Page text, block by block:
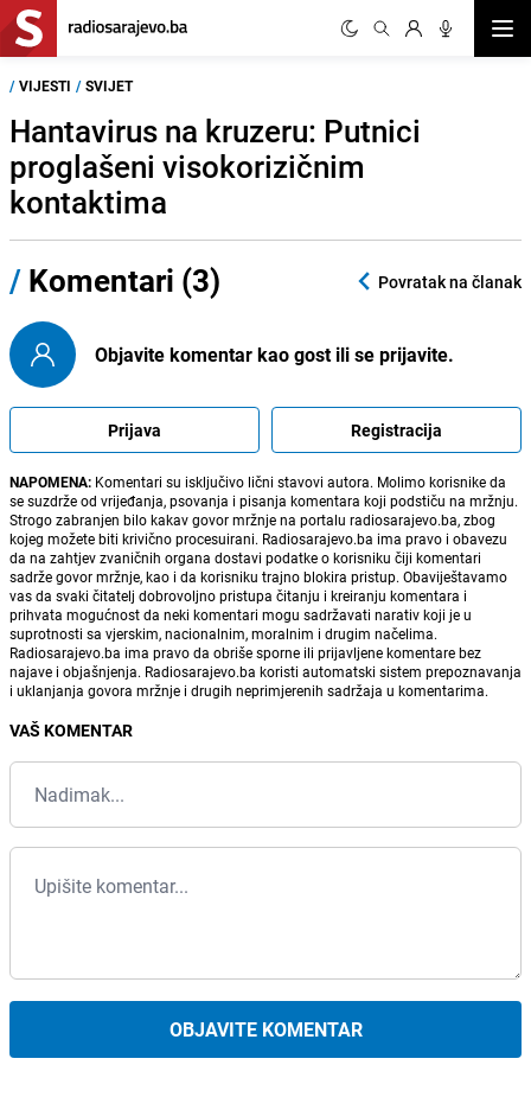
/ VIJESTI / SVIJET
Hantavirus na kruzeru: Putnici
proglašeni visokorizičnim
kontaktima
/ Komentari (3) Povratak na članak
Objavite komentar kao gost ili se prijavite.
Prijava Registracija
NAPOMENA: Komentari su isključivo lični stavovi autora. Molimo korisnike da
se suzdrže od vrijeđanja, psovanja i pisanja komentara koji podstiču na mržnju.
Strogo zabranjen bilo kakav govor mržnje na portalu radiosarajevo.ba, zbog
kojeg možete biti krivično procesuirani. Radiosarajevo.ba ima pravo i obavezu
da na zahtjev zvaničnih organa dostavi podatke o korisniku čiji komentari
sadrže govor mržnje, kao i da korisniku trajno blokira pristup. Obaviještavamo
vas da svaki čitatelj dobrovoljno pristupa čitanju i kreiranju komentara i
prihvata mogućnost da neki komentari mogu sadržavati narativ koji je u
suprotnosti sa vjerskim, nacionalnim, moralnim i drugim načelima.
Radiosarajevo.ba ima pravo da obriše sporne ili prijavljene komentare bez
najave i objašnjenja. Radiosarajevo.ba koristi automatski sistem prepoznavanja
i uklanjanja govora mržnje i drugih neprimjerenih sadržaja u komentarima.
VAŠ KOMENTAR
OBJAVITE KOMENTAR